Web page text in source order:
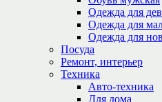
Одежда для
Одежда для
Одежда для
Посуда
Ремонт, интерьер
Техника
Авто-техника
Для дома